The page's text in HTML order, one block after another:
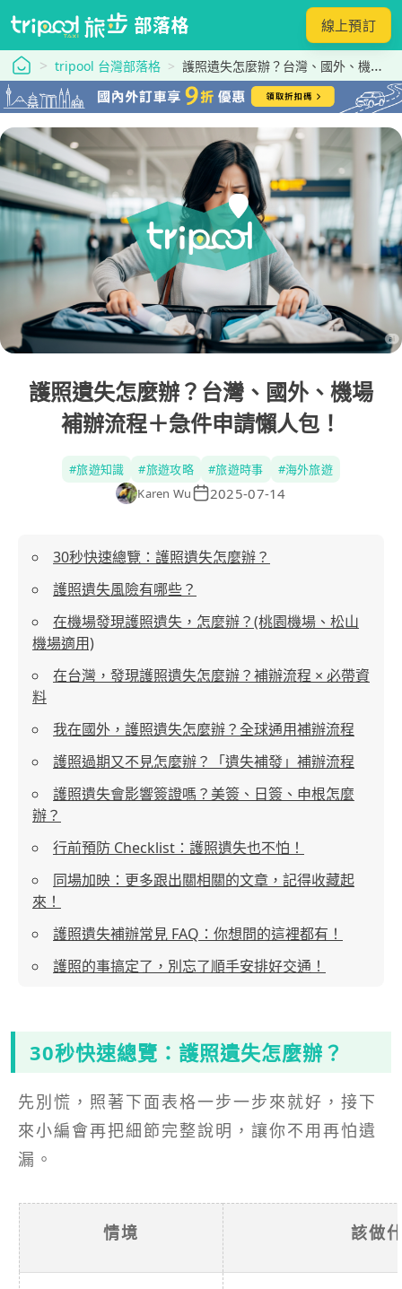
線上預訂
tripool 旅步tripool 台灣部落格 護照遺失怎麼辦？台灣、國外、機場補辦流程＋急件申請懶人包！
護照遺失怎麼辦？台灣、國外、機場
補辦流程＋急件申請懶人包！
#旅遊知識 #旅遊攻略 #旅遊時事 #海外旅遊
Karen Wu
2025-07-14
30秒快速總覽：護照遺失怎麼辦？
護照遺失風險有哪些？
在機場發現護照遺失，怎麼辦？(桃園機場、松山
機場適用)
在台灣，發現護照遺失怎麼辦？補辦流程 × 必帶資
料
我在國外，護照遺失怎麼辦？全球通用補辦流程
護照過期又不見怎麼辦？「遺失補發」補辦流程
護照遺失會影響簽證嗎？美簽、日簽、申根怎麼
辦？
行前預防 Checklist：護照遺失也不怕！
同場加映：更多跟出關相關的文章，記得收藏起
來！
護照遺失補辦常見 FAQ：你想問的這裡都有！
護照的事搞定了，別忘了順手安排好交通！
30秒快速總覽：護照遺失怎麼辦？
先別慌，照著下面表格一步一步來就好，接下
來小編會再把細節完整說明，讓你不用再怕遺
漏。
情境 該做